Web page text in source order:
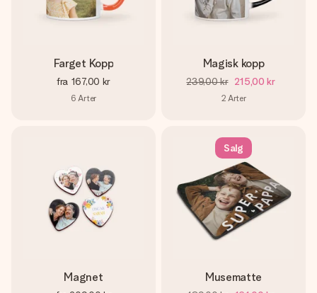
Farget Kopp
fra 167,00 kr
6 Arter
Magisk kopp
239,00 kr 215,00 kr
2 Arter
Magnet
Salg
Musematte